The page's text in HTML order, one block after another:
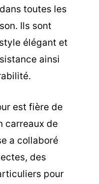
toutes les
Ils sont
élégant et
ainsi
est fière de
carreaux de
a collaboré
des
pour